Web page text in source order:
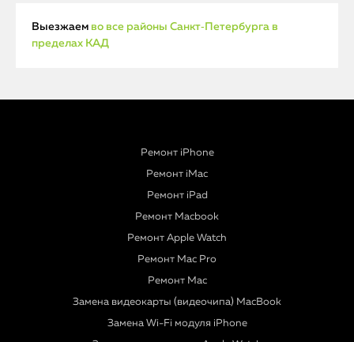
Выезжаем во все районы Санкт‑Петербурга в
пределах КАД
Ремонт iPhone
Ремонт iMac
Ремонт iPad
Ремонт Macbook
Ремонт Apple Watch
Ремонт Mac Pro
Ремонт Mac
Замена видеокарты (видеочипа) MacBook
Замена Wi-Fi модуля iPhone